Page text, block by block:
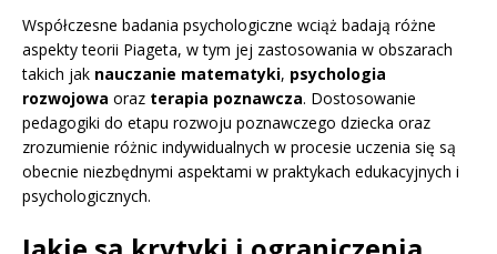
Współczesne badania psychologiczne wciąż badają różne
aspekty teorii Piageta, w tym jej zastosowania w obszarach
takich jak nauczanie matematyki, psychologia
rozwojowa oraz terapia poznawcza. Dostosowanie
pedagogiki do etapu rozwoju poznawczego dziecka oraz
zrozumienie różnic indywidualnych w procesie uczenia się są
obecnie niezbędnymi aspektami w praktykach edukacyjnych i
psychologicznych.